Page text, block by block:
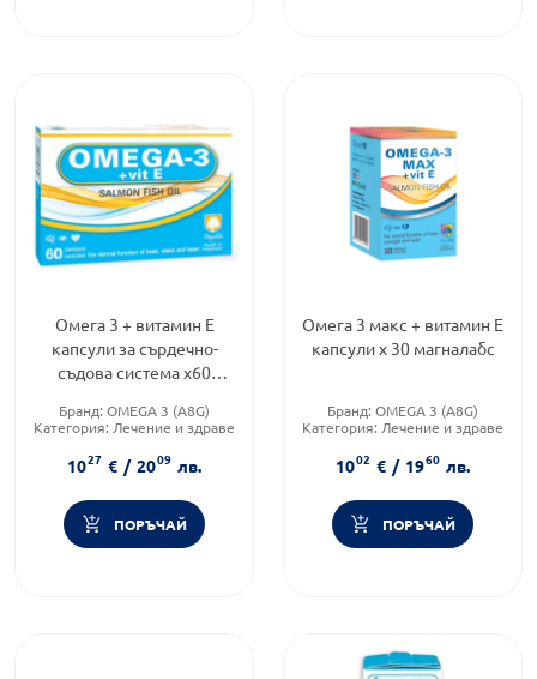
Омега 3 + витамин Е
капсули за сърдечно-
съдова система х60
Бранд: OMEGA 3 (A8G)
Категория: Лечение и здраве
1027 € / 2009 лв.
ПОРЪЧАЙ
Омега 3 макс + витамин Е
капсули х 30 магналабс
Бранд: OMEGA 3 (A8G)
Категория: Лечение и здраве
1002 € / 1960 лв.
ПОРЪЧАЙ